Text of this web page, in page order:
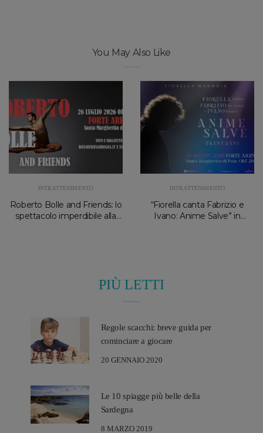
You May Also Like
INTRATTENIMENTO
Roberto Bolle and Friends: lo
spettacolo imperdibile alla
INTRATTENIMENTO
“Fiorella canta Fabrizio e
Ivano: Anime Salve” in
PIÙ LETTI
Regole scacchi: breve guida per
cominciare a giocare
20 GENNAIO 2020
Le 10 spiagge più belle della
Sardegna
8 MARZO 2019